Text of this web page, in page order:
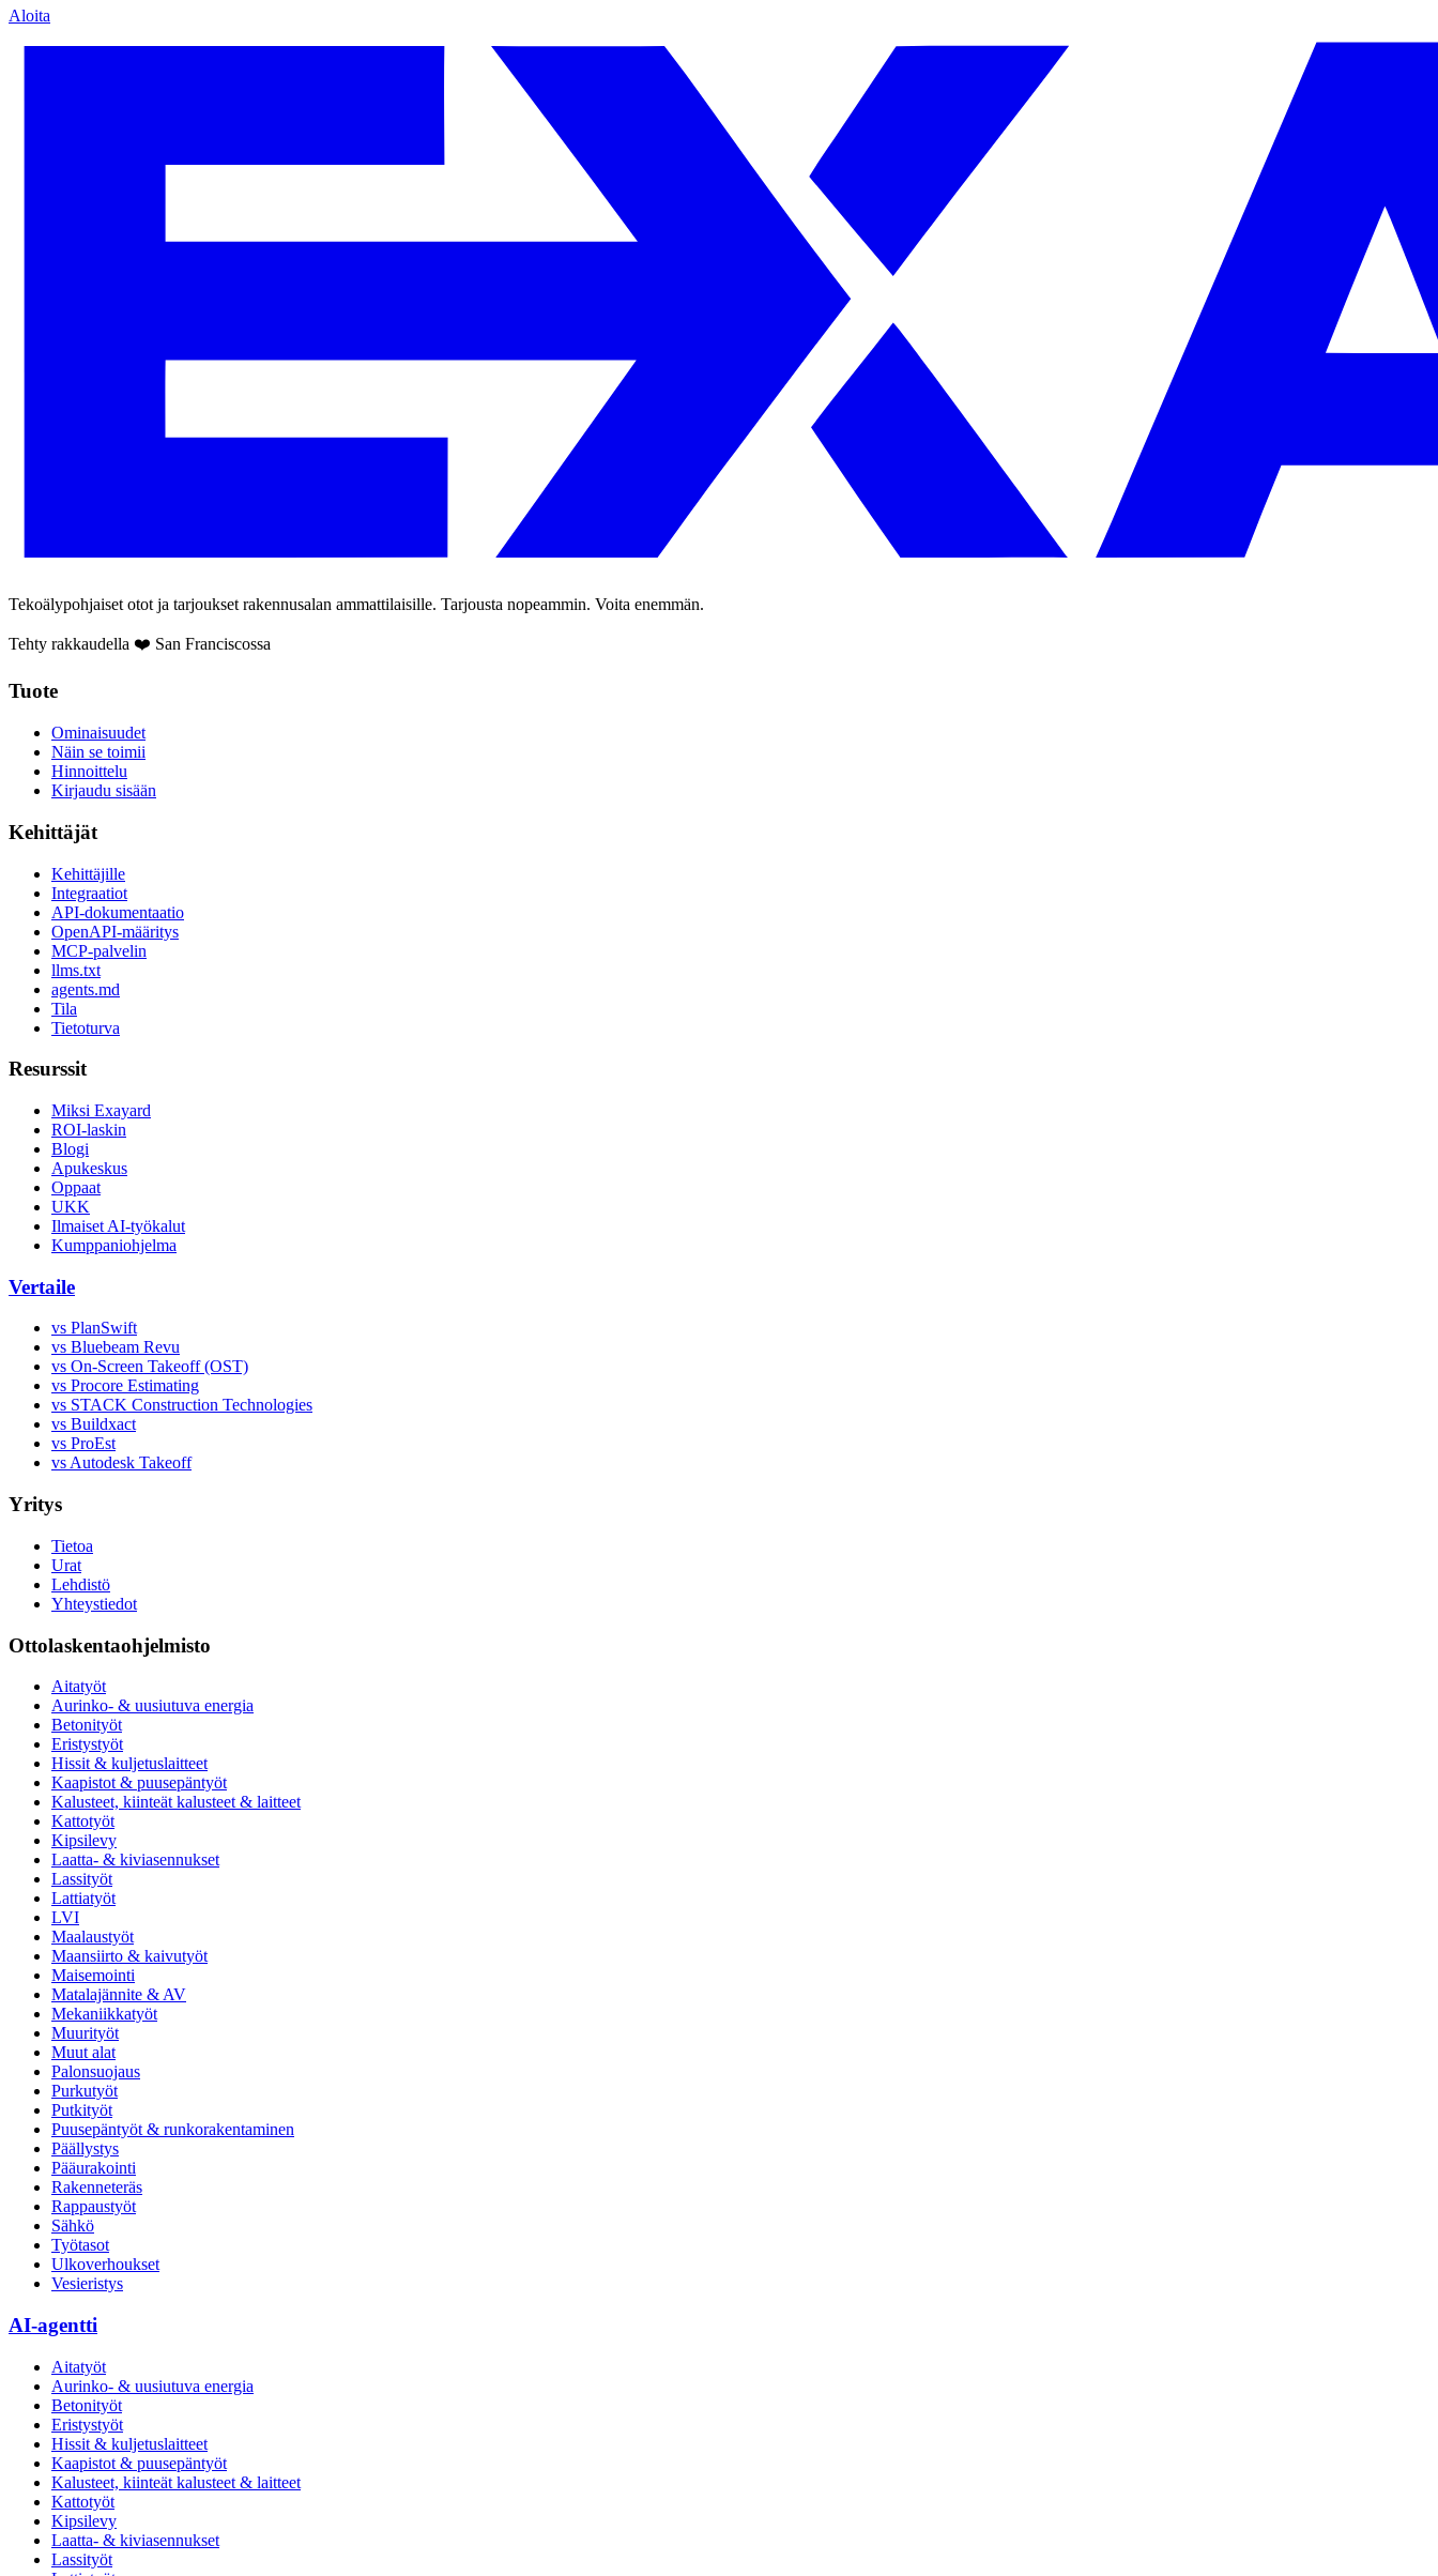
Aloita
Tekoälypohjaiset otot ja tarjoukset rakennusalan ammattilaisille. Tarjousta nopeammin. Voita enemmän.
Tehty rakkaudella ❤️ San Franciscossa
Tuote
Ominaisuudet
Näin se toimii
Hinnoittelu
Kirjaudu sisään
Kehittäjät
Kehittäjille
Integraatiot
API-dokumentaatio
OpenAPI-määritys
MCP-palvelin
llms.txt
agents.md
Tila
Tietoturva
Resurssit
Miksi Exayard
ROI-laskin
Blogi
Apukeskus
Oppaat
UKK
Ilmaiset AI-työkalut
Kumppaniohjelma
Vertaile
vs PlanSwift
vs Bluebeam Revu
vs On-Screen Takeoff (OST)
vs Procore Estimating
vs STACK Construction Technologies
vs Buildxact
vs ProEst
vs Autodesk Takeoff
Yritys
Tietoa
Urat
Lehdistö
Yhteystiedot
Ottolaskentaohjelmisto
Aitatyöt
Aurinko- & uusiutuva energia
Betonityöt
Eristystyöt
Hissit & kuljetuslaitteet
Kaapistot & puusepäntyöt
Kalusteet, kiinteät kalusteet & laitteet
Kattotyöt
Kipsilevy
Laatta- & kiviasennukset
Lassityöt
Lattiatyöt
LVI
Maalaustyöt
Maansiirto & kaivutyöt
Maisemointi
Matalajännite & AV
Mekaniikkatyöt
Muurityöt
Muut alat
Palonsuojaus
Purkutyöt
Putkityöt
Puusepäntyöt & runkorakentaminen
Päällystys
Pääurakointi
Rakenneteräs
Rappaustyöt
Sähkö
Työtasot
Ulkoverhoukset
Vesieristys
AI-agentti
Aitatyöt
Aurinko- & uusiutuva energia
Betonityöt
Eristystyöt
Hissit & kuljetuslaitteet
Kaapistot & puusepäntyöt
Kalusteet, kiinteät kalusteet & laitteet
Kattotyöt
Kipsilevy
Laatta- & kiviasennukset
Lassityöt